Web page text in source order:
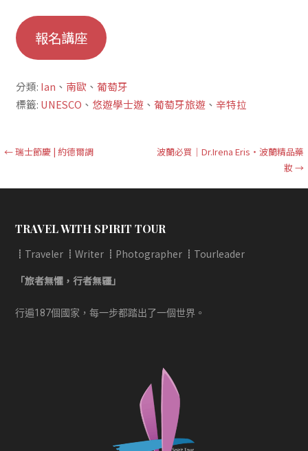
報名講座
分類: Ian 、 南歐 、葡萄牙
標籤: UNESCO 、 悠遊學士遊 、葡萄牙旅遊 、 辛特拉
文
覽
← 瑞士節慶 | 約德爾調
波蘭必買｜Dr.Irena Eris‧波蘭精品藥
妝 →
TRAVEL WITH SPIRIT TOUR
┋Traveler ┋Writer ┋Photographer ┋Tourleader
「旅者無懼，行者無疆」
行遍187個國家，每一步都踏出了一個世界。